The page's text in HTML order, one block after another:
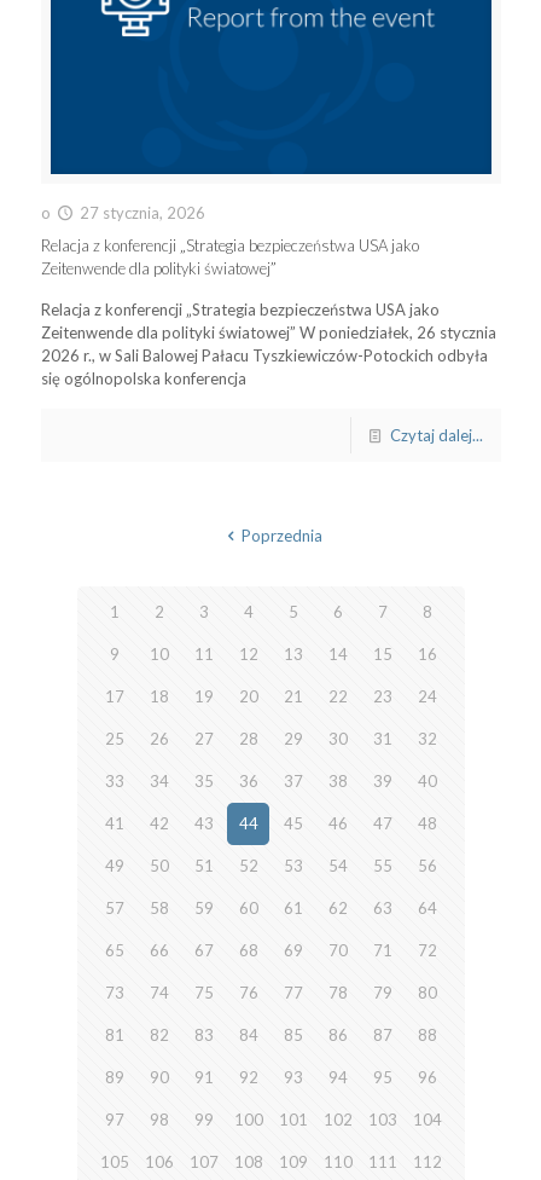
o
27 stycznia, 2026
Relacja z konferencji „Strategia bezpieczeństwa USA jako
Zeitenwende dla polityki światowej”
Relacja z konferencji „Strategia bezpieczeństwa USA jako
Zeitenwende dla polityki światowej” W poniedziałek, 26 stycznia
2026 r., w Sali Balowej Pałacu Tyszkiewiczów-Potockich odbyła
się ogólnopolska konferencja
Czytaj dalej...
Poprzednia
1 2 3 4 5 6 7 8
9 10 11 12 13 14 15 16
17 18 19 20 21 22 23 24
25 26 27 28 29 30 31 32
33 34 35 36 37 38 39 40
41 42 43 44 45 46 47 48
49 50 51 52 53 54 55 56
57 58 59 60 61 62 63 64
65 66 67 68 69 70 71 72
73 74 75 76 77 78 79 80
81 82 83 84 85 86 87 88
89 90 91 92 93 94 95 96
97 98 99 100 101 102 103 104
105 106 107 108 109 110 111 112